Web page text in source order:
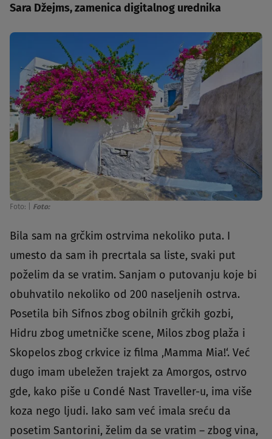
Sara Džejms, zamenica digitalnog urednika
Foto: Foto:
Bila sam na grčkim ostrvima nekoliko puta. I
umesto da sam ih precrtala sa liste, svaki put
poželim da se vratim. Sanjam o putovanju koje bi
obuhvatilo nekoliko od 200 naseljenih ostrva.
Posetila bih Sifnos zbog obilnih grčkih gozbi,
Hidru zbog umetničke scene, Milos zbog plaža i
Skopelos zbog crkvice iz filma ‚Mamma Mia!‘. Već
dugo imam ubeležen trajekt za Amorgos, ostrvo
gde, kako piše u Condé Nast Traveller-u, ima više
koza nego ljudi. Iako sam već imala sreću da
posetim Santorini, želim da se vratim – zbog vina,